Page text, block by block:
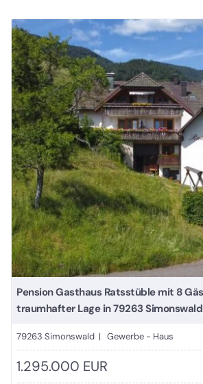
Pension Gasthaus Ratsstüble mit 8
traumhafter Lage in 79263 Simonswald
79263 Simonswald | Gewerbe - Haus
1.295.000 EUR